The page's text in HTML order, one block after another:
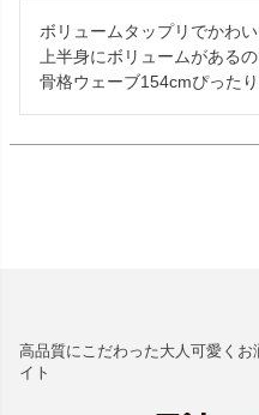
ボリュームタップリでかわい
上半身にボリュームがある
骨格ウェーブ154cmぴったり
高品質にこだわった大人可愛く
イト